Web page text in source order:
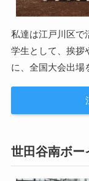
私達は江戸川区で
学生として、挨拶
に、全国大会出場
世田谷南ボー